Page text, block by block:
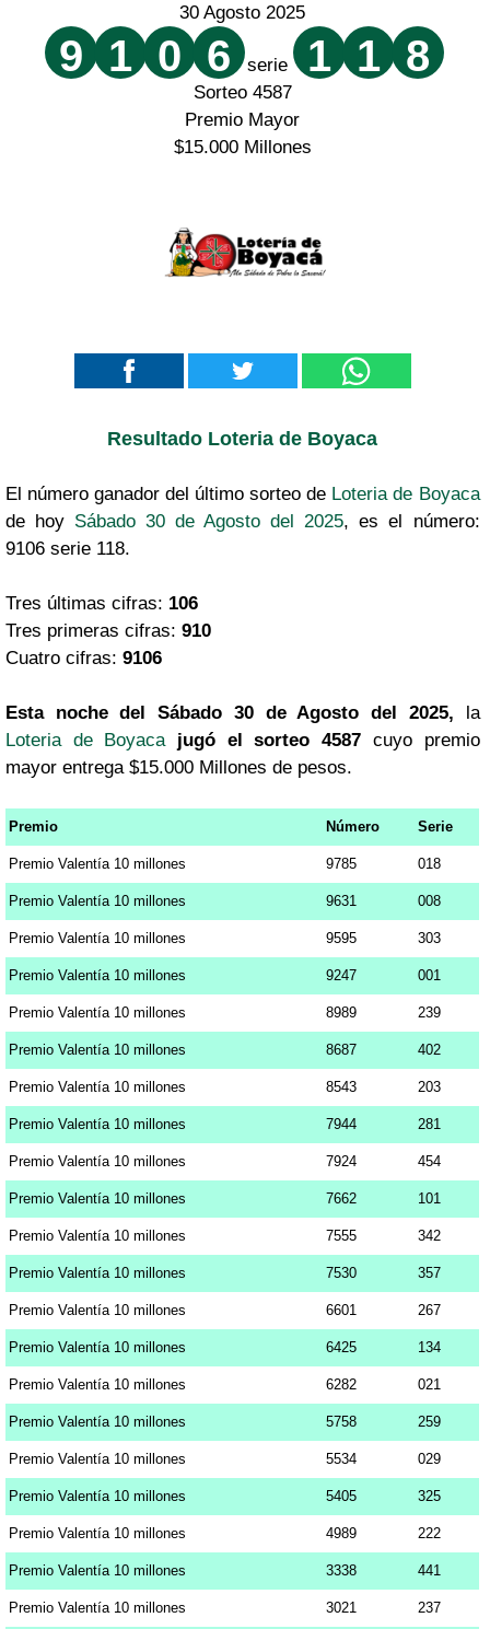
30 Agosto 2025
9 1 0 6 serie 1 1 8
Sorteo 4587
Premio Mayor
$15.000 Millones
Resultado Loteria de Boyaca
El número ganador del último sorteo de Loteria de Boyaca
de hoy Sábado 30 de Agosto del 2025, es el número:
9106 serie 118.
Tres últimas cifras: 106
Tres primeras cifras: 910
Cuatro cifras: 9106
Esta noche del Sábado 30 de Agosto del 2025, la
Loteria de Boyaca
jugó el sorteo 4587 cuyo premio
mayor entrega $15.000 Millones de pesos.
Premio Número Serie
Premio Valentía 10 millones 9785 018
Premio Valentía 10 millones 9631 008
Premio Valentía 10 millones 9595 303
Premio Valentía 10 millones 9247 001
Premio Valentía 10 millones 8989 239
Premio Valentía 10 millones 8687 402
Premio Valentía 10 millones 8543 203
Premio Valentía 10 millones 7944 281
Premio Valentía 10 millones 7924 454
Premio Valentía 10 millones 7662 101
Premio Valentía 10 millones 7555 342
Premio Valentía 10 millones 7530 357
Premio Valentía 10 millones 6601 267
Premio Valentía 10 millones 6425 134
Premio Valentía 10 millones 6282 021
Premio Valentía 10 millones 5758 259
Premio Valentía 10 millones 5534 029
Premio Valentía 10 millones 5405 325
Premio Valentía 10 millones 4989 222
Premio Valentía 10 millones 3338 441
Premio Valentía 10 millones 3021 237